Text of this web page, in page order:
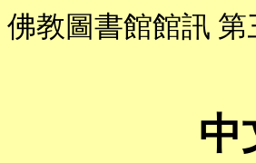
佛教圖書館館訊 第
中